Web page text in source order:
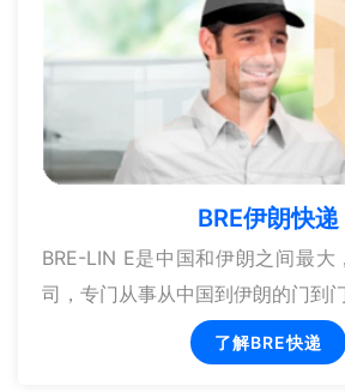
BRE伊朗快递
BRE-LIN E是中国和伊朗之间最大
司，专门从事从中国到伊朗的门到
了解BRE快递